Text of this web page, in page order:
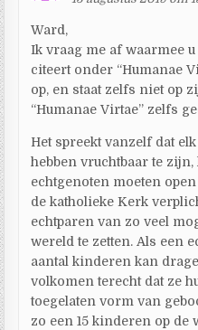
Ward,
Ik vraag me af waarmee
citeert onder “Humanae
op, en staat zelfs niet op
“Humanae Virtae” zelfs
Het spreekt vanzelf dat
hebben vruchtbaar te
echtgenoten moeten
de katholieke Kerk
echtparen van zo veel
wereld te zetten. Als een
aantal kinderen kan
volkomen terecht dat ze
toegelaten vorm van
zo een 15 kinderen op de